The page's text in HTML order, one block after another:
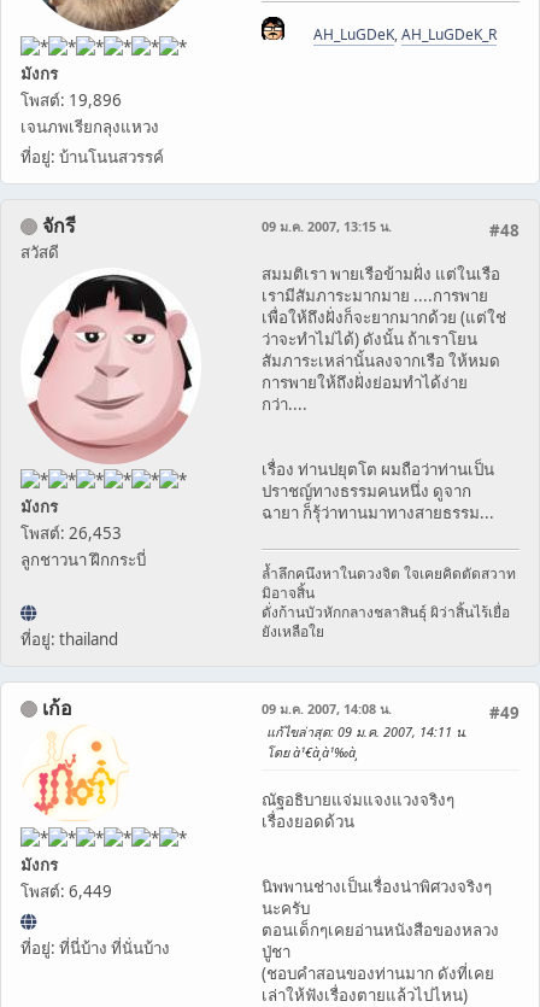
มังกร
โพสต์: 19,896
เจนภพเรียกลุงแหวง
ที่อยู่: บ้านโนนสวรรค์
AH_LuGDeK,AH_LuGDeK_R
จักรี
สวัสดี
มังกร
โพสต์: 26,453
ลูกชาวนา ฝึกกระบี่
ที่อยู่: thailand
#48
09 ม.ค. 2007, 13:15 น.
สมมติเรา พายเรือข้ามฝั่ง แต่ในเรือ
เรามีสัมภาระมากมาย ....การพาย
เพื่อให้ถึงฝั่งก็จะยากมากด้วย (แต่ใช่
ว่าจะทำไม่ได้) ดังนั้น ถ้าเราโยน
สัมภาระเหล่านั้นลงจากเรือ ให้หมด
การพายให้ถึงฝั่งย่อมทำได้ง่าย
กว่า....
เรื่อง ท่านปยุตโต ผมถือว่าท่านเป็น
ปราชญ์ทางธรรมคนหนึ่ง ดูจาก
ฉายา ก็รุ้ว่าทานมาทางสายธรรม...
ล้ำลึกคนึงหาในดวงจิต ใจเคยคิดตัดสวาท
มิอาจสิ้น
ดั่งก้านบัวหักกลางชลาสินธุ์ ผิว่าสิ้นไร้เยื่อ
ยังเหลือใย
เก้อ
มังกร
โพสต์: 6,449
ที่อยู่: ที่นี่บ้าง ที่นั่นบ้าง
#49
09 ม.ค. 2007, 14:08 น.
แก้ไขล่าสุด: 09 ม.ค. 2007, 14:11 น.
โดย à¹€à¸à¹‰à¸­
ณัฐอธิบายแจ่มแจงแวงจริงๆ
เรื่องยอดด้วน
นิพพานช่างเป็นเรื่องน่าพิศวงจริงๆ
นะครับ
ตอนเด็กๆเคยอ่านหนังสือของหลวง
ปู่ชา
(ชอบคำสอนของท่านมาก ดังที่เคย
เล่าให้ฟังเรื่องตายแล้วไปไหน)